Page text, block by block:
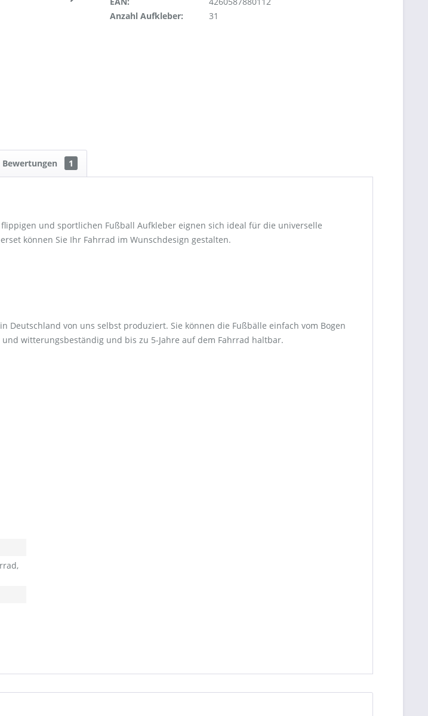
Anzahl Aufkleber:
31
Bewertungen 1
und sportlichen Fußball Aufkleber eignen sich ideal für die universelle
können Sie Ihr Fahrrad im Wunschdesign gestalten.
von uns selbst produziert. Sie können die Fußbälle einfach vom Bogen
witterungsbeständig und bis zu 5-Jahre auf dem Fahrrad haltbar.